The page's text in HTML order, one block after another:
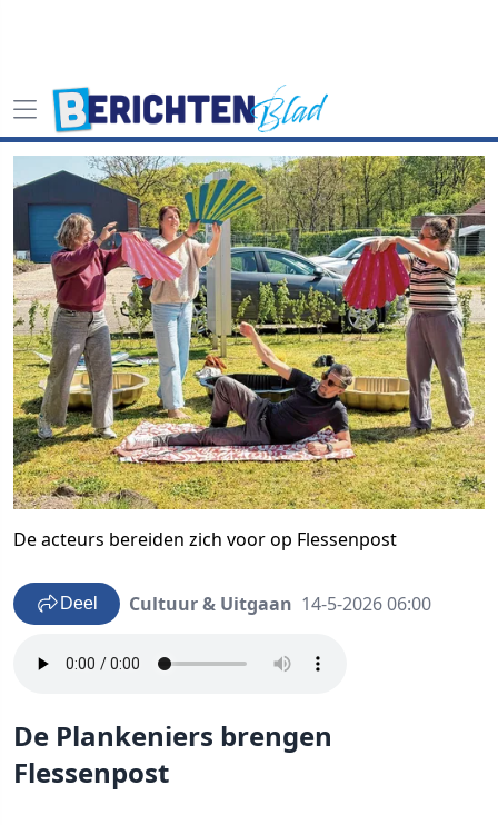
De acteurs bereiden zich voor op Flessenpost
Deel Cultuur & Uitgaan 14-5-2026 06:00
De Plankeniers brengen
Flessenpost